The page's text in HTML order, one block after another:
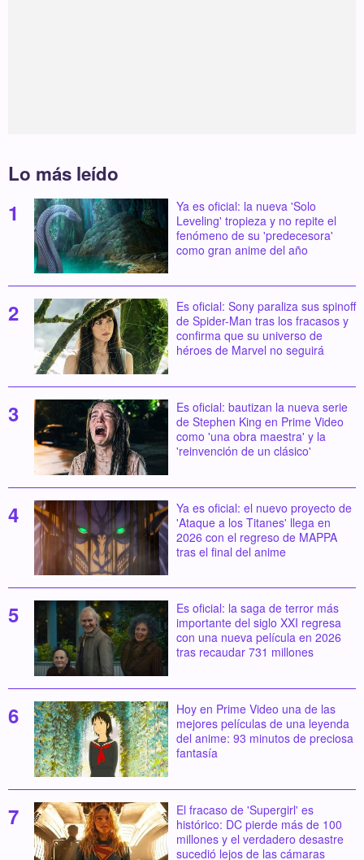
Lo más leído
Ya es oficial: la nueva 'Solo
Leveling' tropieza y no repite el
fenómeno de su 'predecesora'
como gran anime del año
Es oficial: Sony paraliza sus spinoff
de Spider-Man tras los fracasos y
confirma que su universo de
héroes de Marvel no seguirá
Es oficial: bautizan la nueva serie
de Stephen King en Prime Video
como 'una obra maestra' y la
'reinvención de un clásico'
Ya es oficial: el nuevo proyecto de
'Ataque a los Titanes' llega en
2026 con el regreso de MAPPA
tras el final del anime
Es oficial: la saga de terror más
importante del siglo XXI regresa
con una nueva película en 2026
tras recaudar 731 millones
Hoy en Prime Video una de las
mejores películas de una leyenda
del anime: 93 minutos de preciosa
fantasía
El fracaso de 'Supergirl' es
histórico: DC pierde más de 100
millones y el verdadero desastre
sucedió lejos de las cámaras